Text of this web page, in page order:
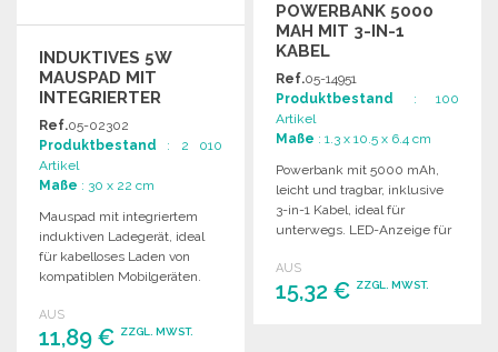
INDUKTIVES 5W
MAUSPAD MIT
INTEGRIERTER
LADESTATION 30X22
CM
Ref.05-02302
Produktbestand : 2 010
Artikel
Maße : 30 x 22 cm
Mauspad mit integriertem
induktiven Ladegerät, ideal
für kabelloses Laden von
kompatiblen Mobilgeräten.
Kabel.
AUS
11,89 € ZZGL. MWST.
POWERBANK 5000
MAH MIT 3-IN-1
KABEL
Ref.05-14951
Produktbestand : 100
Artikel
Maße : 1.3 x 10.5 x 6.4 cm
Powerbank mit 5000 mAh,
leicht und tragbar, inklusive
3-in-1 Kabel, ideal für
unterwegs. LED-Anzeige für
AUS
15,32 € ZZGL. MWST.